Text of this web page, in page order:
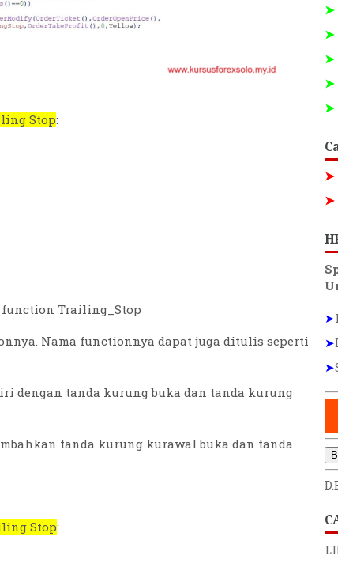
Stop:
function Trailing_Stop
Nama functionnya dapat juga ditulis seperti
dengan tanda kurung buka dan tanda kurung
tanda kurung kurawal buka dan tanda
Stop:
➤
➤
➤
➤
➤
➤
➤
➤
➤
➤